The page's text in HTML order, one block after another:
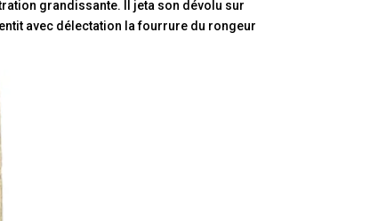
grandissante. Il jeta son dévolu sur
avec délectation la fourrure du rongeur